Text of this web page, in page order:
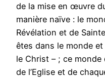
de la mise en œuvre
manière naïve : le
Révélation et de
êtes dans le monde
le Christ – ; ce
de l’Eglise et de